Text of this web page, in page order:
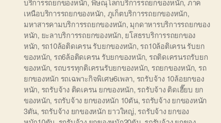
เหนือบริการรถยกของหนัก, ภูเก็ตบริการรถยกของหนัก,
มหาสารคามบริการรถยกของหนัก, มุกดาหารบริการรถยกของ
หนัก, ยะลาบริการรถยกของหนัก, ยโสธรบริการรถยกของ
หนัก, รถ10ล้อติดเครน รับยกของหนัก, รถ10ล้อติเครน รับยก
ของหนัก, รถ6ล้อติดเครน รับยกของหนัก, รถติดเครนรถรับยก
ของหนัก, รถบรรทุกติเครนรับยกของหนัก, รถยกของหนัก, รถ
ยกของหนัก รถเฉพาะกิจพิเศษ6เพลา, รถรับจ้าง 10ล้อยกของ
หนัก, รถรับจ้าง ติดเครน ยกของหนัก, รถรับจ้าง ติดเฮี๊ยบ ยก
ของหนัก, รถรับจ้าง ยกของหนัก 10ตัน, รถรับจ้าง ยกของหนัก
3ตัน, รถรับจ้าง ยกของหนัก ยาวใหญ่, รถรับจ้าง ยกของ